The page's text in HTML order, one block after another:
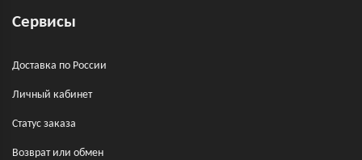
Сервисы
Доставка по России
Личный кабинет
Статус заказа
Возврат или обмен